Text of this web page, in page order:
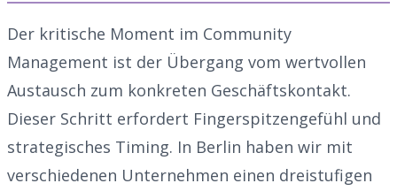
Der kritische Moment im Community
Management ist der Übergang vom wertvollen
Austausch zum konkreten Geschäftskontakt.
Dieser Schritt erfordert Fingerspitzengefühl und
strategisches Timing. In Berlin haben wir mit
verschiedenen Unternehmen einen dreistufigen